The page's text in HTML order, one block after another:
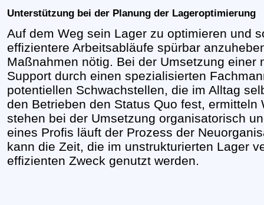
Unterstützung bei der Planung der Lageroptimierung
Auf dem Weg sein Lager zu optimieren und
effizientere Arbeitsabläufe spürbar
Maßnahmen nötig. Bei der Umsetzung einer
Support durch einen spezialisierten
potentiellen Schwachstellen, die im Alltag
den Betrieben den Status Quo fest, ermitteln
stehen bei der Umsetzung organisatorisch
eines Profis läuft der Prozess der
kann die Zeit, die im unstrukturierten Lager
effizienten Zweck genutzt werden.